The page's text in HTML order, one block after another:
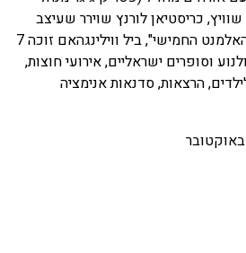
כריסטיאן לורנץ שוירר שעיצב
סטים עבור ה"מטריקס" ו"האלמנט החמישי", ביל ווילינגהאם זוכה 7
וסופרים ישראליים, אירועי חוצות,
הרצאות, סדנאות אנימציה